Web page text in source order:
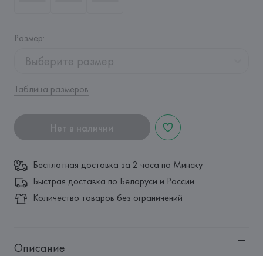
Размер:
Выберите размер
Таблица размеров
Нет в наличии
Бесплатная доставка за 2 часа по Минску
Быстрая доставка по Беларуси и России
Количество товаров без ограничений
Описание